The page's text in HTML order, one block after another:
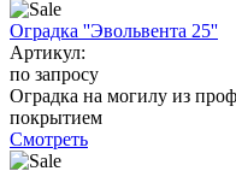
Оградка ''Эвольвента 25''
Артикул:
по запросу
Оградка на могилу из
покрытием
Смотреть